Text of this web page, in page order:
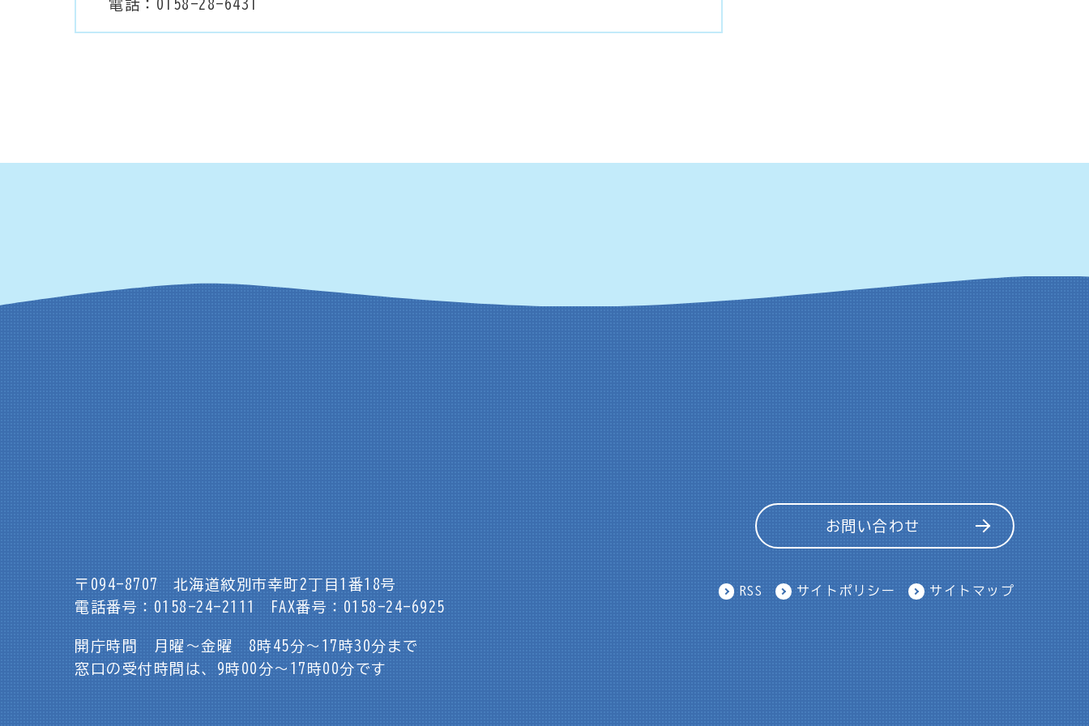
電話：0158-28-6431
〒094-8707
北海道紋別市幸町2丁目1番18号
電話番号：0158-24-2111
FAX番号：0158-24-6925
開庁時間 月曜～金曜 8時45分～17時30分まで
窓口の受付時間は、9時00分～17時00分です
お問い合わせ
RSS サイトポリシー サイトマップ